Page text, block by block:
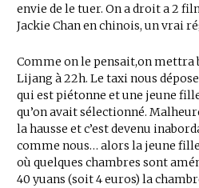
envie de le tuer. On a droit a 2
Jackie Chan en chinois, un vrai
Comme on le pensait,on mettra
Lijang à 22h. Le taxi nous
qui est piétonne et une jeune
qu’on avait sélectionné.
la hausse et c’est devenu
comme nous… alors la jeune
où quelques chambres sont
40 yuans (soit 4 euros) la